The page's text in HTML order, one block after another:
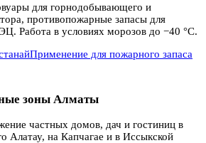
для горнодобывающего и
противопожарные запасы для
Работа в условиях морозов до −40 °C.
Применение для пожарного запаса
зоны Алматы
частных домов, дач и гостиниц в
Алатау, на Капчагае и в Иссыкской